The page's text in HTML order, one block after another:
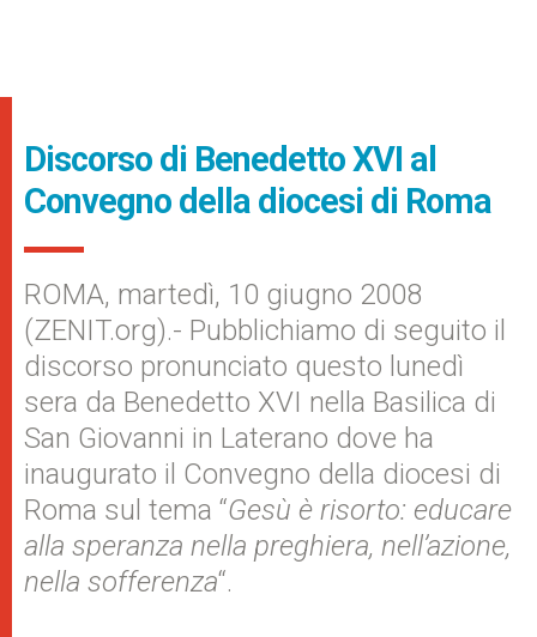
Discorso di Benedetto XVI al
Convegno della diocesi di Roma
ROMA, martedì, 10 giugno 2008
(ZENIT.org).- Pubblichiamo di seguito il
discorso pronunciato questo lunedì
sera da Benedetto XVI nella Basilica di
San Giovanni in Laterano dove ha
inaugurato il Convegno della diocesi di
Roma sul tema “Gesù è risorto: educare
alla speranza nella preghiera, nell’azione,
nella sofferenza“.